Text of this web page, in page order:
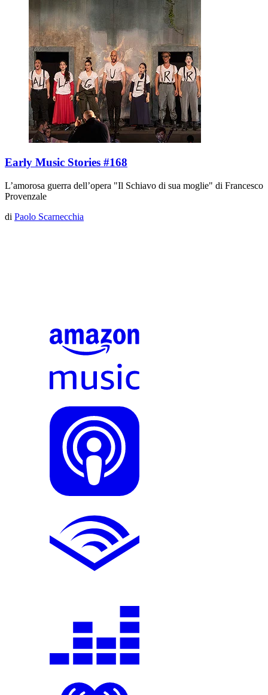
Early Music Stories #168
L’amorosa guerra dell’opera "Il Schiavo di sua moglie" di Francesco
Provenzale
di Paolo Scarnecchia